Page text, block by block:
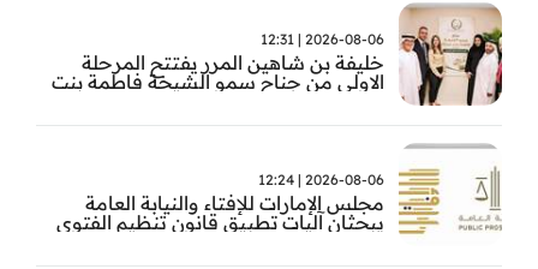
2026-08-06 | 12:31
خليفة بن شاهين المرر يفتتح المرحلة
الاولى من جناح سمو الشيخة فاطمة بنت
مستشفى المقاصد
2026-08-06 | 12:24
مجلس الإمارات للإفتاء والنيابة العامة
يبحثان آليات تطبيق قانون تنظيم الفتوى